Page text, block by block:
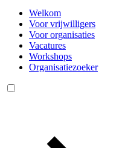
Welkom
Voor vrijwilligers
Voor organisaties
Vacatures
Workshops
Organisatiezoeker